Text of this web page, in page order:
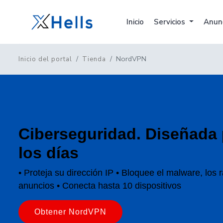
Inicio Servicios
Inicio del portal Tienda NordVPN
Ciberseguridad.
los días
• Proteja su dirección IP • Bloquee el malware, los
anuncios • Conecta hasta 10 dispositivos
Obtener NordVPN